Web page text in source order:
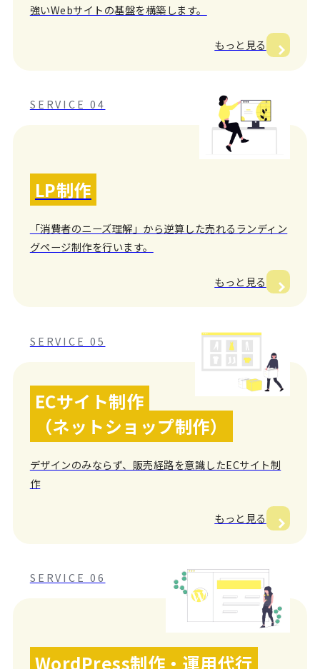
強いWebサイトの基盤を構築します。
もっと見る
SERVICE 04
LP制作
「消費者のニーズ理解」から逆算した売れるランディン
グページ制作を行います。
もっと見る
SERVICE 05
ECサイト制作
（ネットショップ制作）
デザインのみならず、販売経路を意識したECサイト制
作
もっと見る
SERVICE 06
WordPress制作・運用代行